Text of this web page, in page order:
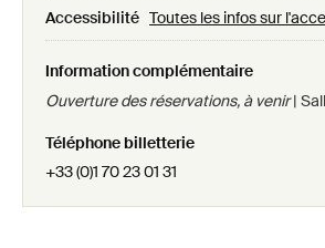
Accessibilité Toutes les infos sur
Information complémentaire
Ouverture des réservations, à venir|
Téléphone billetterie
+33 (0)1 70 23 01 31